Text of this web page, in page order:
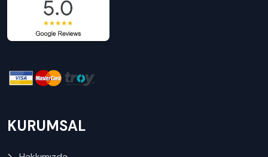
KURUMSAL